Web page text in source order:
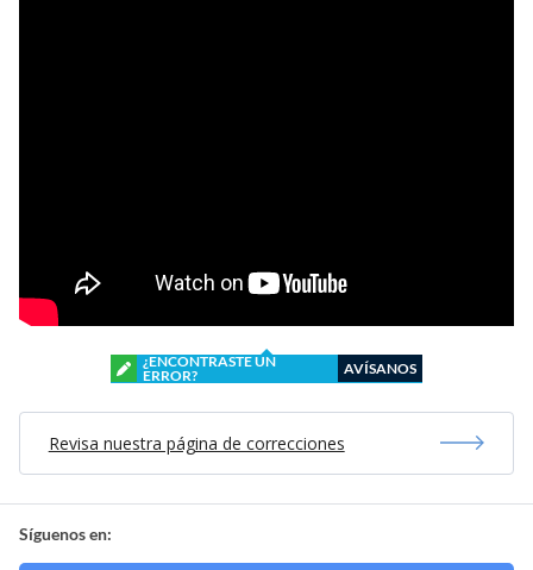
¿ENCONTRASTE UN
ERROR?
AVÍSANOS
Revisa nuestra página de correcciones
Síguenos en: